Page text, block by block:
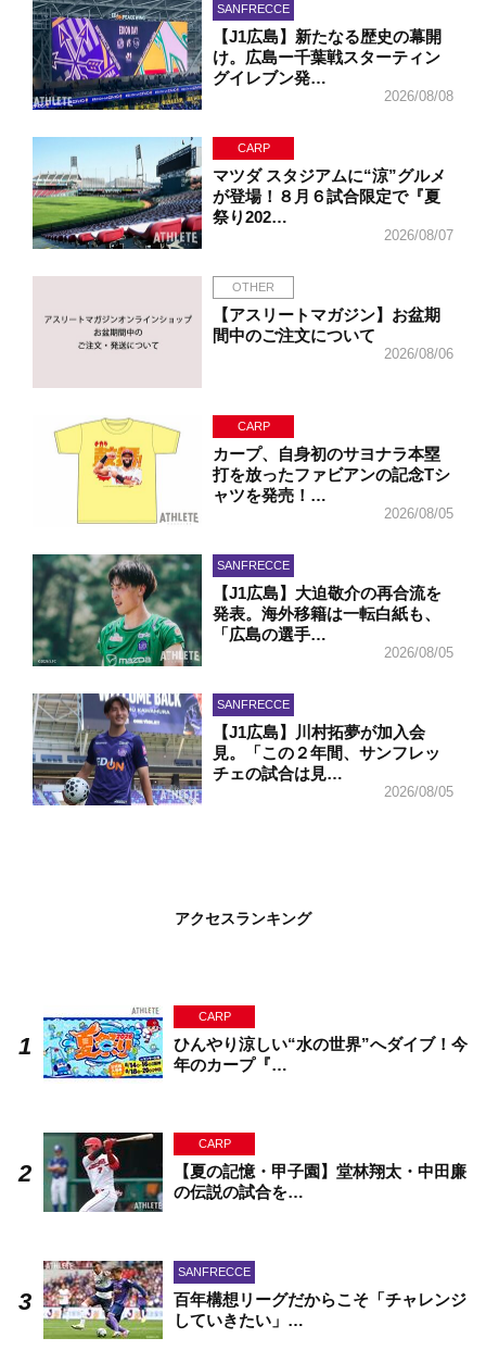
SANFRECCE
【J1広島】新たなる歴史の幕開
け。広島ー千葉戦スターティン
グイレブン発…
2026/08/08
CARP
マツダ スタジアムに“涼”グルメ
が登場！８月６試合限定で『夏
祭り202…
2026/08/07
OTHER
【アスリートマガジン】お盆期
間中のご注文について
2026/08/06
CARP
カープ、自身初のサヨナラ本塁
打を放ったファビアンの記念Tシ
ャツを発売！…
2026/08/05
SANFRECCE
【J1広島】大迫敬介の再合流を
発表。海外移籍は一転白紙も、
「広島の選手…
2026/08/05
SANFRECCE
【J1広島】川村拓夢が加入会
見。「この２年間、サンフレッ
チェの試合は見…
2026/08/05
アクセスランキング
CARP
ひんやり涼しい“水の世界”へダイブ！今
年のカープ『…
CARP
【夏の記憶・甲子園】堂林翔太・中田廉
の伝説の試合を…
SANFRECCE
百年構想リーグだからこそ「チャレンジ
していきたい」…